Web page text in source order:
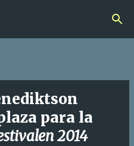
principal
para la
2014